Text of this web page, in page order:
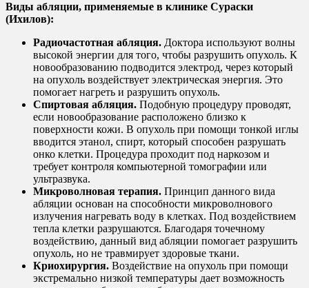
Виды абляции, применяемые в клинике Сураски
(Ихилов):
Радиочастотная абляция. Доктора используют волны
высокой энергии для того, чтобы разрушить опухоль. К
новообразованию подводится электрод, через который
на опухоль воздействует электрическая энергия. Это
помогает нагреть и разрушить опухоль.
Спиртовая абляция. Подобную процедуру проводят,
если новообразование расположено близко к
поверхности кожи. В опухоль при помощи тонкой иглы
вводится этанол, спирт, который способен разрушать
онко клетки. Процедура проходит под наркозом и
требует контроля компьютерной томографии или
ультразвука.
Микроволновая терапия. Принцип данного вида
абляции основан на способности микроволнового
излучения нагревать воду в клетках. Под воздействием
тепла клетки разрушаются. Благодаря точечному
воздействию, данный вид абляции помогает разрушить
опухоль, но не травмирует здоровые ткани.
Криохирургия. Воздействие на опухоль при помощи
экстремально низкой температуры дает возможность